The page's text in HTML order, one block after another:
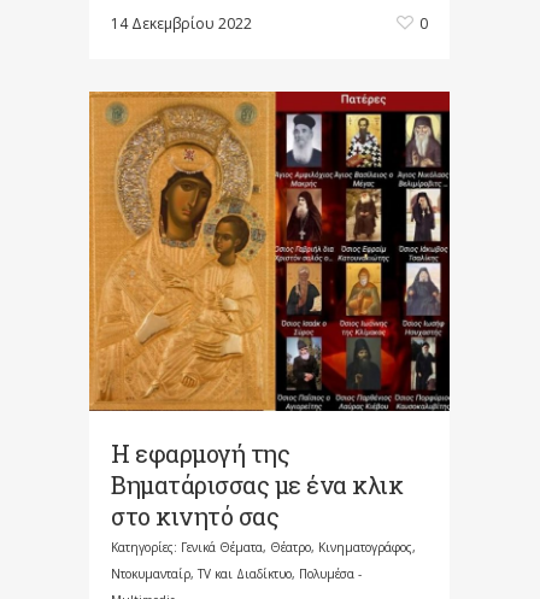
14 Δεκεμβρίου 2022 0
Η εφαρμογή της
Βηματάρισσας με ένα κλικ
στο κινητό σας
Κατηγορίες: Γενικά Θέματα, Θέατρο, Κινηματογράφος,
Ντοκυμανταίρ, TV και Διαδίκτυο, Πολυμέσα -